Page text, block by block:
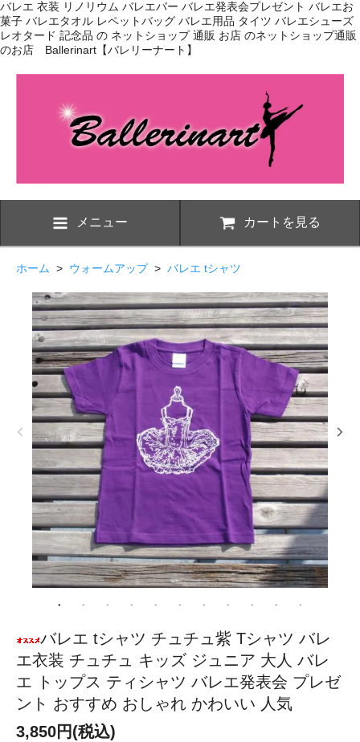
バレエ 衣装 リノリウム バレエバー バレエ発表会プレゼント バレエお
菓子 バレエタオル レペットバッグ バレエ用品 タイツ バレエシューズ
レオタード 記念品 の ネットショップ 通販 お店 のネットショップ通販
のお店 Ballerinart【バレリーナート】
メニュー カートを見る
ホーム > ウォームアップ> バレエ tシャツ
バレエ tシャツ チュチュ紫 Tシャツ バレ
エ衣装 チュチュ キッズ ジュニア 大人 バレ
エ トップス ティシャツ バレエ発表会 プレゼ
ント おすすめ おしゃれ かわいい 人気
3,850円(税込)